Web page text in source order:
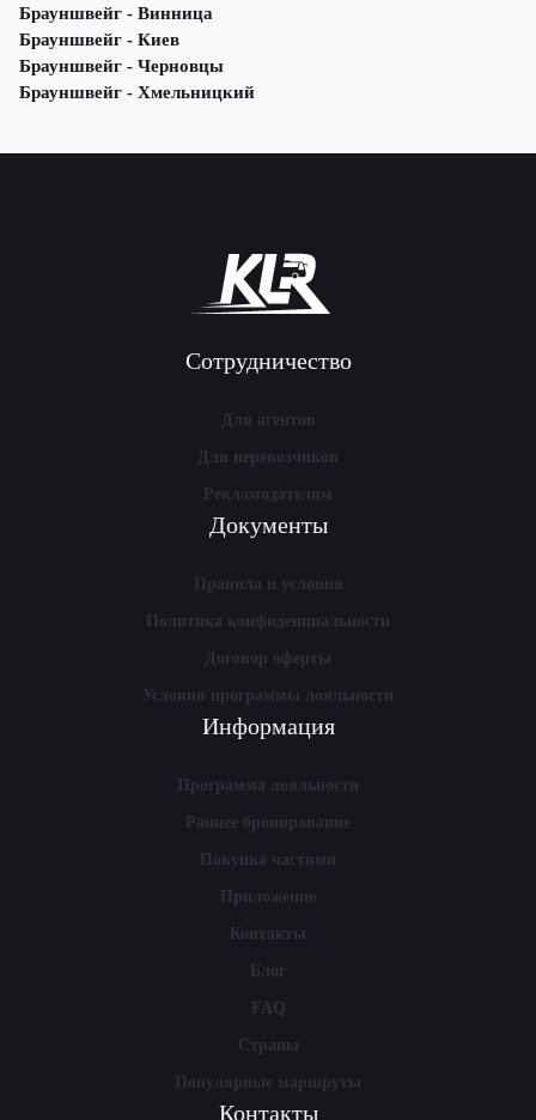
Брауншвейг - Винница
Брауншвейг - Киев
Брауншвейг - Черновцы
Брауншвейг - Хмельницкий
Сотрудничество
Для агентов
Для перевозчиков
Рекламодателям
Документы
Правила и условия
Политика конфиденциальности
Договор оферты
Условия программы лояльности
Информация
Программа лояльности
Раннее бронирование
Покупка частями
Приложение
Контакты
Блог
FAQ
Страны
Популярные маршруты
Контакты